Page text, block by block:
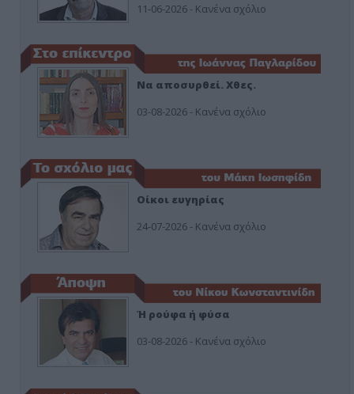
11-06-2026 - Κανένα σχόλιο
Να αποσυρθεί. Χθες.
03-08-2026 - Κανένα σχόλιο
Οίκοι ευγηρίας
24-07-2026 - Κανένα σχόλιο
Ή ρούφα ή φύσα
03-08-2026 - Κανένα σχόλιο